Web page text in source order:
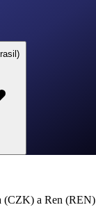
(CZK) a Ren (REN)